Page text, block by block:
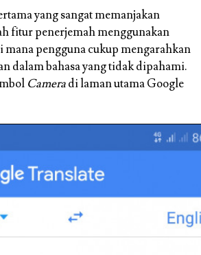
yang sangat memanjakan
fitur penerjemah menggunakan
mana pengguna cukup mengarahkan
dalam bahasa yang tidak dipahami.
Cameradi laman utama Google